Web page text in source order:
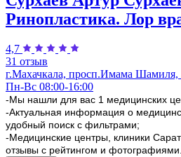
Ринопластика. Лор
4,7
31 отзыв
г.Махачкала, просп.Имама Шамиля,
Пн-Вс 08:00-16:00
-Мы нашли для вас 1 медицинских
-Актуальная информация о
удобный поиск с фильтрами;
-Медицинские центры, клиники
отзывы с рейтингом и фотографиями.